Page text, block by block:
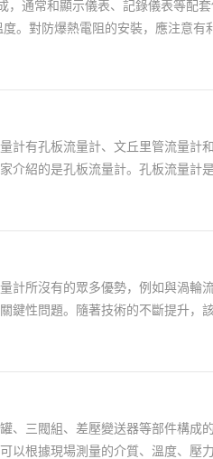
通常和顯示儀表、記錄儀表等配
。對防爆熱電阻的安裝，應注意有
計有孔板流量計、文丘里管流量計
介紹的是孔板流量計。孔板流量計
計所沒有的眾多優勢，例如與渦輪
鍵性問題。隨著技術的不斷提升，
、三閥組、差壓變送器等部件構成
以根據現場測量的介質、溫度、壓